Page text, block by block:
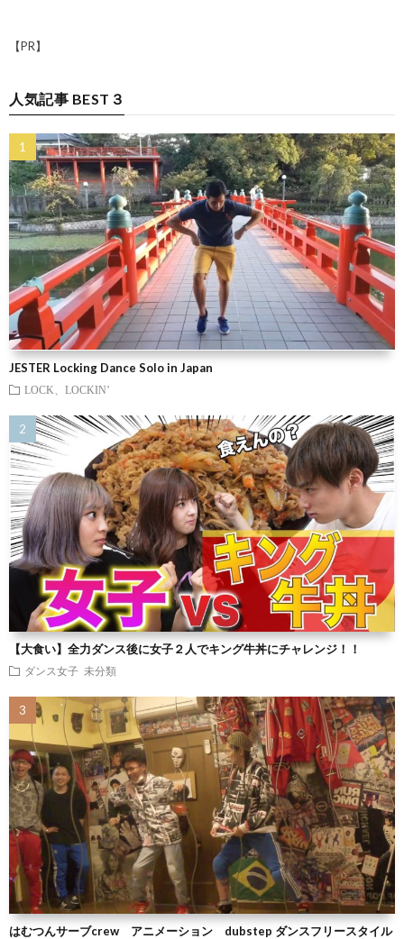
【PR】
人気記事 BEST３
JESTER Locking Dance Solo in Japan
LOCK、LOCKIN’
【大食い】全力ダンス後に女子２人でキング牛丼にチャレンジ！！
ダンス女子 未分類
はむつんサーブcrew アニメーション dubstep ダンスフリースタイル